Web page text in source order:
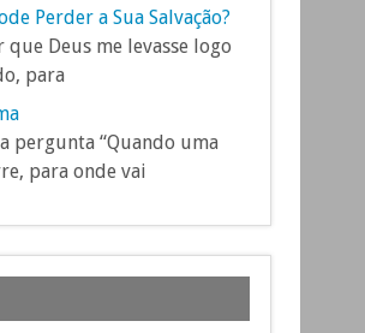
Perder a Sua Salvação?
que Deus me levasse logo
para
pergunta “Quando uma
para onde vai